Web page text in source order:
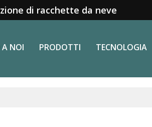
di racchette da neve
A NOI PRODOTTI TECNOLOGIA